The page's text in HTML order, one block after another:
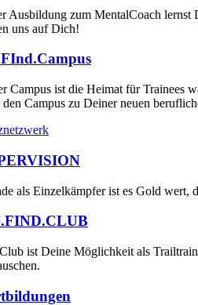
Ausbildung zum MentalCoach lernst
uns auf Dich!
Campus ist die Heimat für Trainees
den Campus zu Deiner neuen
als Einzelkämpfer ist es Gold wert,
ist Deine Möglichkeit als